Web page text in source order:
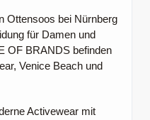
Ottensoos bei Nürnberg
für Damen und
OF BRANDS befinden
Venice Beach und
Activewear mit